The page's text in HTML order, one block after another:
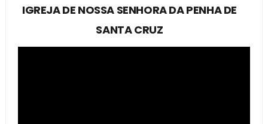
IGREJA DE NOSSA SENHORA DA PENHA DE
SANTA CRUZ